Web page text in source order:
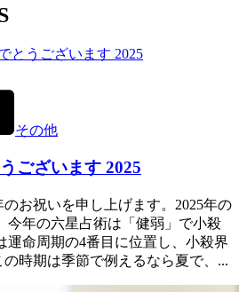
その他
ございます 2025
お祝いを申し上げます。2025年の
今年の六星占術は「健弱」で小殺
運命周期の4番目に位置し、小殺界
時期は季節で例えるなら夏で、...